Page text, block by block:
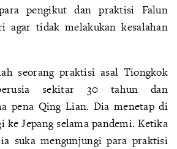
pengikut dan praktisi Falun
agar tidak melakukan kesalahan
seorang praktisi asal Tiongkok
sekitar 30 tahun dan
pena Qing Lian. Dia menetap di
ke Jepang selama pandemi. Ketika
suka mengunjungi para praktisi